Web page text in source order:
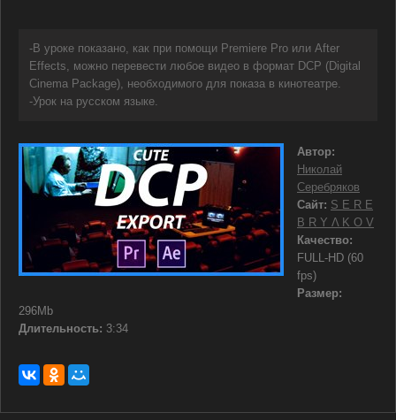
-В уроке показано, как при помощи Premiere Pro или After
Effects, можно перевести любое видео в формат DCP (Digital
Cinema Package), необходимого для показа в кинотеатре.
-Урок на русском языке.
Автор:
Николай
Серебряков
Сайт: S E R E
B R Y Λ K O V
Качество:
FULL-HD (60
fps)
Размер:
296Mb
Длительность: 3:34